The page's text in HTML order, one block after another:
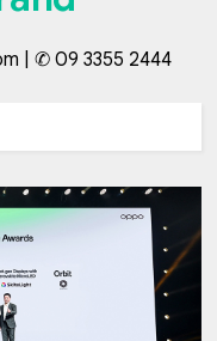
| ✆ 09 3355 2444